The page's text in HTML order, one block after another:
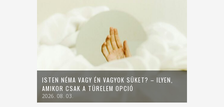
ISTEN NÉMA VAGY ÉN VAGYOK SÜKET? – ILYEN,
AMIKOR CSAK A TÜRELEM OPCIÓ
2026. 08. 03.